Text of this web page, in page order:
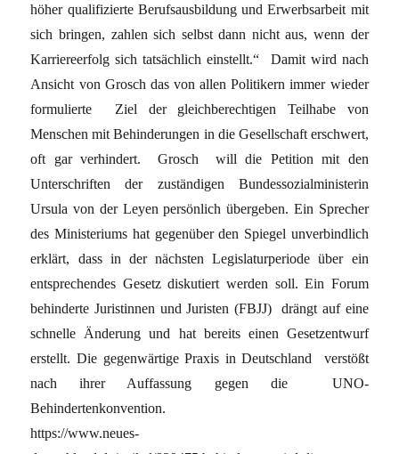
höher qualifizierte Berufsausbildung und Erwerbsarbeit mit
sich bringen, zahlen sich selbst dann nicht aus, wenn der
Karriereerfolg sich tatsächlich einstellt.“ Damit wird nach
Ansicht von Grosch das von allen Politikern immer wieder
formulierte Ziel der gleichberechtigen Teilhabe von
Menschen mit Behinderungen in die Gesellschaft erschwert,
oft gar verhindert. Grosch will die Petition mit den
Unterschriften der zuständigen Bundessozialministerin
Ursula von der Leyen persönlich übergeben. Ein Sprecher
des Ministeriums hat gegenüber den Spiegel unverbindlich
erklärt, dass in der nächsten Legislaturperiode über ein
entsprechendes Gesetz diskutiert werden soll. Ein Forum
behinderte Juristinnen und Juristen (FBJJ) drängt auf eine
schnelle Änderung und hat bereits einen Gesetzentwurf
erstellt. Die gegenwärtige Praxis in Deutschland verstößt
nach ihrer Auffassung gegen die UNO-
Behindertenkonvention.
https://www.neues-